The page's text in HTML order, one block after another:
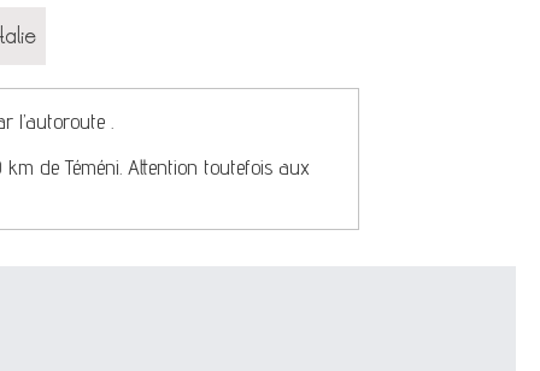
.
de Téméni. Attention toutefois aux